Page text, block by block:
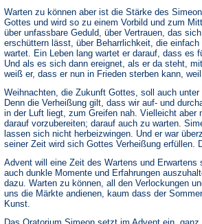
Warten zu können aber ist die Stärke des
Gottes und wird so zu einem Vorbild und zum
über unfassbare Geduld, über Vertrauen, das
erschüttern lässt, über Beharrlichkeit, die
wartet. Ein Leben lang wartet er darauf, dass es
Und als es sich dann ereignet, als er da steht,
weiß er, dass er nun in Frieden sterben kann,
Weihnachten, die Zukunft Gottes, soll auch
Denn die Verheißung gilt, dass wir auf- und
in der Luft liegt, zum Greifen nah. Vielleicht aber
darauf vorzubereiten; darauf auch zu warten.
lassen sich nicht herbeizwingen. Und er war
seiner Zeit wird sich Gottes Verheißung erfüllen.
Advent will eine Zeit des Wartens und
auch dunkle Momente und Erfahrungen
dazu. Warten zu können, all den Verlockungen
uns die Märkte andienen, kaum dass der
Kunst.